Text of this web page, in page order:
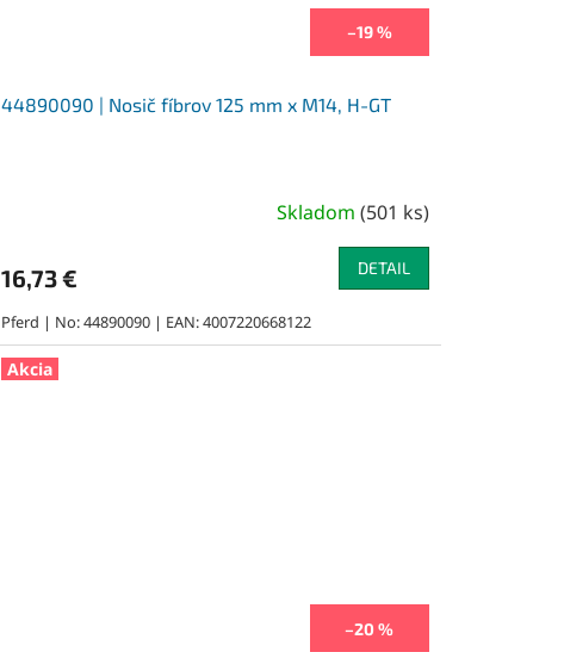
–19 %
44890090 | Nosič fíbrov 125 mm x M14, H-GT
Skladom (501 ks)
16,73 € DETAIL
Pferd | No: 44890090 | EAN: 4007220668122
Akcia
–20 %